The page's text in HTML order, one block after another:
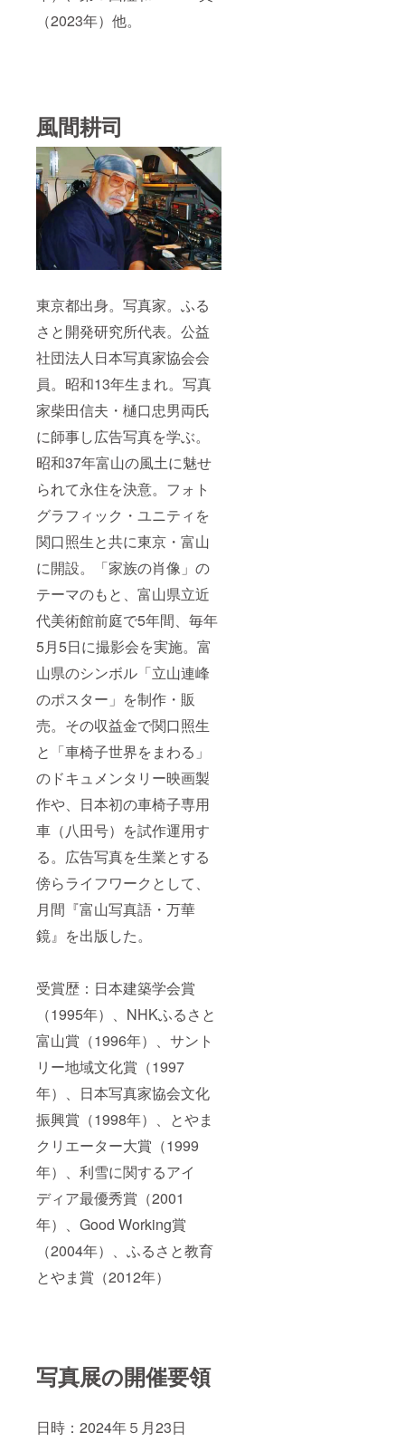
（2023年）他。
風間耕司
東京都出身。写真家。ふる
さと開発研究所代表。公益
社団法人日本写真家協会会
員。昭和13年生まれ。写真
家柴田信夫・樋口忠男両氏
に師事し広告写真を学ぶ。
昭和37年富山の風土に魅せ
られて永住を決意。フォト
グラフィック・ユニティを
関口照生と共に東京・富山
に開設。「家族の肖像」の
テーマのもと、富山県立近
代美術館前庭で5年間、毎年
5月5日に撮影会を実施。富
山県のシンボル「立山連峰
のポスター」を制作・販
売。その収益金で関口照生
と「車椅子世界をまわる」
のドキュメンタリー映画製
作や、日本初の車椅子専用
車（八田号）を試作運用す
る。広告写真を生業とする
傍らライフワークとして、
月間『富山写真語・万華
鏡』を出版した。
受賞歴：日本建築学会賞
（1995年）、NHKふるさと
富山賞（1996年）、サント
リー地域文化賞（1997
年）、日本写真家協会文化
振興賞（1998年）、とやま
クリエーター大賞（1999
年）、利雪に関するアイ
ディア最優秀賞（2001
年）、Good Working賞
（2004年）、ふるさと教育
とやま賞（2012年）
写真展の開催要領
日時：2024年５月23日